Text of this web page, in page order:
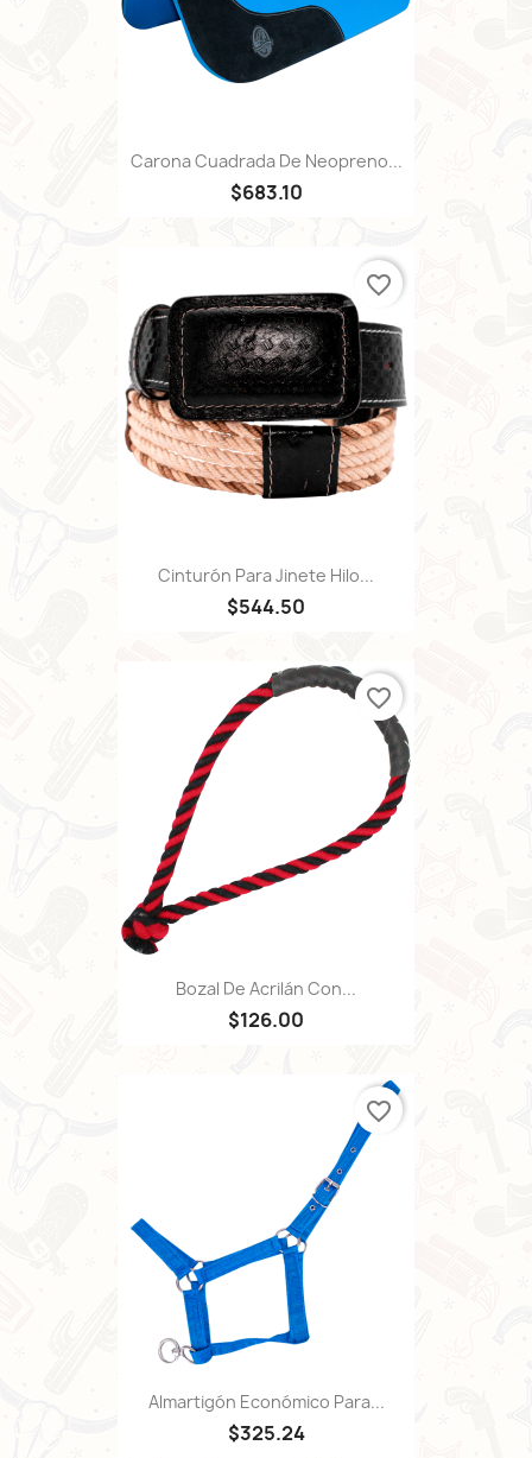
Carona Cuadrada De Neopreno...
$683.10
Cinturón Para Jinete Hilo...
$544.50
favorite_border
Bozal De Acrilán Con...
$126.00
favorite_border
Almartigón Económico Para...
$325.24
favorite_border